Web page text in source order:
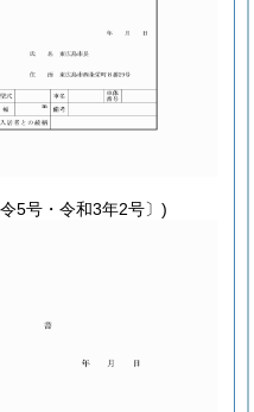
5号・令和3年2号〕)